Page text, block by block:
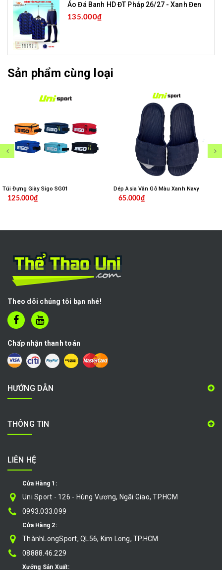
Áo Đá Banh HD ĐT Pháp 26/27 - Xanh Đen
135.000₫
Sản phẩm cùng loại
Túi Đựng Giày Sigo SG01
125.000₫
Dép Asia Vân Gỗ Màu Xanh Navy
65.000₫
Theo dõi chúng tôi bạn nhé!
Chấp nhận thanh toán
HƯỚNG DẪN
THÔNG TIN
LIÊN HỆ
Cửa Hàng 1:
Uni Sport - 126 - Hùng Vương, Ngãi Giao, TP.HCM
0993.033.099
Cửa Hàng 2:
ThànhLongSport, QL56, Kim Long, TP.HCM
08888.46.229
Xưởng Sản Xuất: